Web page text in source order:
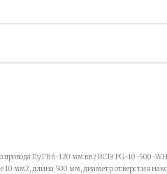
провода ПуГВ 6-120 мм.кв / RC19 PG-10-500-
10 мм2, длина 500 мм, диаметр отверстия